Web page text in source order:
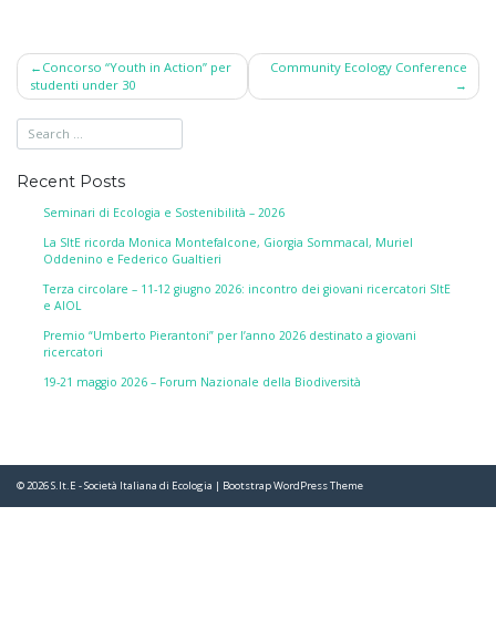
Post
navigation
Concorso “Youth in Action” per
studenti under 30
Community Ecology Conference
Recent Posts
Seminari di Ecologia e Sostenibilità – 2026
La SItE ricorda Monica Montefalcone, Giorgia Sommacal, Muriel
Oddenino e Federico Gualtieri
Terza circolare – 11-12 giugno 2026: incontro dei giovani ricercatori SItE
e AIOL
Premio “Umberto Pierantoni” per l’anno 2026 destinato a giovani
ricercatori
19-21 maggio 2026 – Forum Nazionale della Biodiversità
© 2026S.It.E - Società Italiana di Ecologia | Bootstrap WordPress Theme